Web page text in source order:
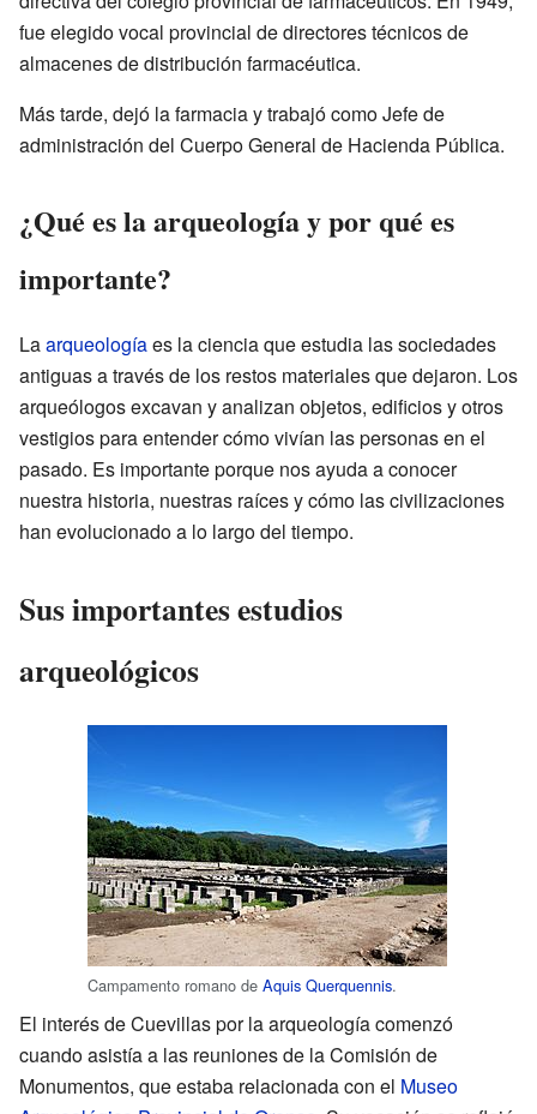
fue elegido vocal provincial de directores técnicos de
almacenes de distribución farmacéutica.
Más tarde, dejó la farmacia y trabajó como Jefe de
administración del Cuerpo General de Hacienda Pública.
¿Qué es la arqueología y por qué es
importante?
Laarqueologíaes la ciencia que estudia las sociedades
antiguas a través de los restos materiales que dejaron. Los
arqueólogos excavan y analizan objetos, edificios y otros
vestigios para entender cómo vivían las personas en el
pasado. Es importante porque nos ayuda a conocer
nuestra historia, nuestras raíces y cómo las civilizaciones
han evolucionado a lo largo del tiempo.
Sus importantes estudios
arqueológicos
Campamento romano de Aquis Querquennis.
El interés de Cuevillas por la arqueología comenzó
cuando asistía a las reuniones de la Comisión de
Monumentos, que estaba relacionada con el Museo